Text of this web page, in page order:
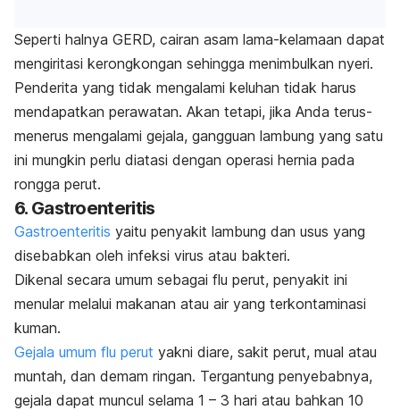
Seperti halnya GERD, cairan asam lama-kelamaan dapat
mengiritasi kerongkongan sehingga menimbulkan nyeri.
Penderita yang tidak mengalami keluhan tidak harus
mendapatkan perawatan. Akan tetapi, jika Anda terus-
menerus mengalami gejala, gangguan lambung yang satu
ini mungkin perlu diatasi dengan operasi hernia pada
rongga perut.
6. Gastroenteritis
Gastroenteritis yaitu penyakit lambung dan usus yang
disebabkan oleh infeksi virus atau bakteri.
Dikenal secara umum sebagai flu perut, penyakit ini
menular melalui makanan atau air yang terkontaminasi
kuman.
Gejala umum flu perut yakni diare, sakit perut, mual atau
muntah, dan demam ringan. Tergantung penyebabnya,
gejala dapat muncul selama 1 – 3 hari atau bahkan 10